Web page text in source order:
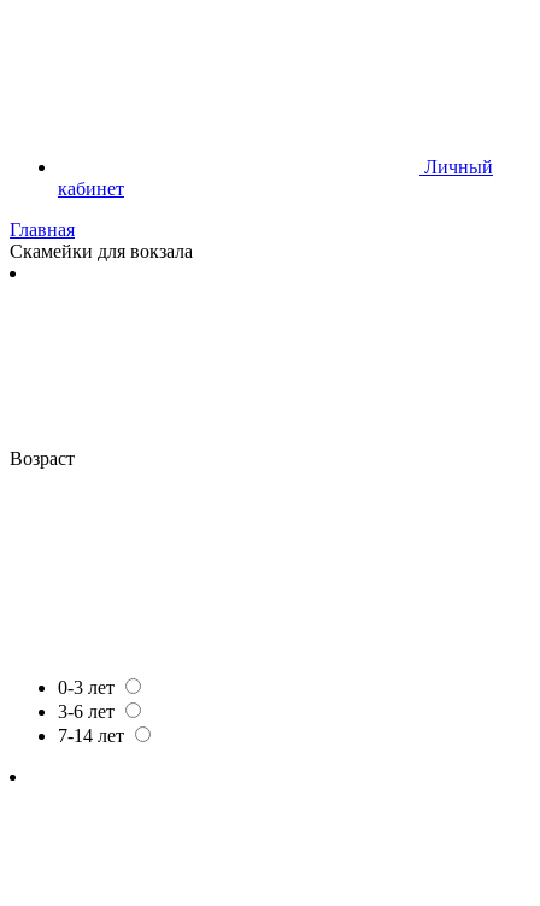
Личный
кабинет
Главная
Скамейки для вокзала
Возраст
0-3 лет
3-6 лет
7-14 лет